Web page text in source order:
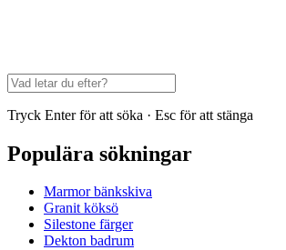
Tryck Enter för att söka · Esc för att stänga
Populära sökningar
Marmor bänkskiva
Granit köksö
Silestone färger
Dekton badrum